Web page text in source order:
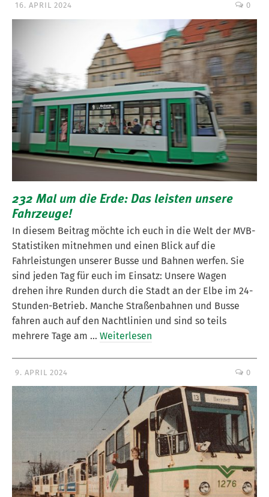
16. APRIL 2024 0
232 Mal um die Erde: Das leisten unsere
Fahrzeuge!
In diesem Beitrag möchte ich euch in die Welt der MVB-
Statistiken mitnehmen und einen Blick auf die
Fahrleistungen unserer Busse und Bahnen werfen. Sie
sind jeden Tag für euch im Einsatz: Unsere Wagen
drehen ihre Runden durch die Stadt an der Elbe im 24-
Stunden-Betrieb. Manche Straßenbahnen und Busse
fahren auch auf den Nachtlinien und sind so teils
mehrere Tage am … Weiterlesen
9. APRIL 2024 0